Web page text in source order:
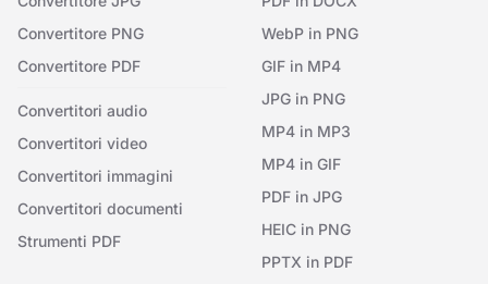
Convertitore PNG
Convertitore PDF
Convertitori audio
Convertitori video
Convertitori immagini
Convertitori documenti
Strumenti PDF
WebP in PNG
GIF in MP4
JPG in PNG
MP4 in MP3
MP4 in GIF
PDF in JPG
HEIC in PNG
PPTX in PDF